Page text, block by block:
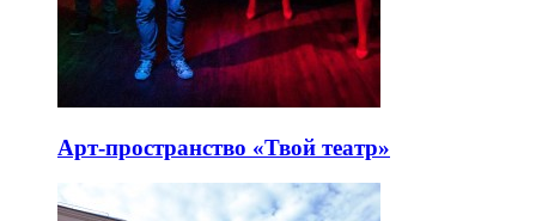
Арт-пространство «Твой театр»